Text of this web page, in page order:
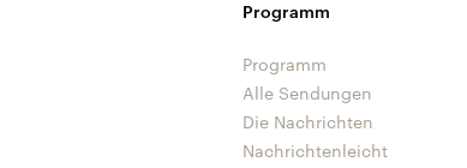
Programm
Programm
Alle Sendungen
Die Nachrichten
Nachrichtenleicht